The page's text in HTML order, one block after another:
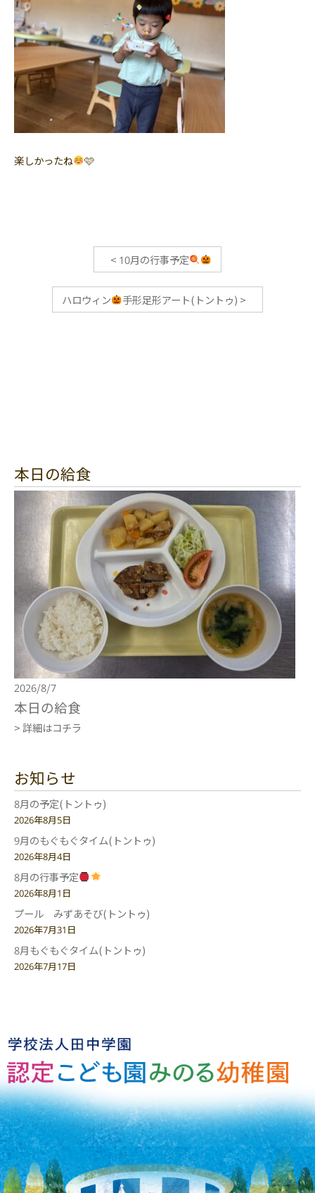
楽しかったね 🩷
< 10月の行事予定
ハロウィン 手形足形アート(トントゥ) >
本日の給食
2026/8/7
本日の給食
> 詳細はコチラ
お知らせ
8月の予定(トントゥ)
2026年8月5日
9月のもぐもぐタイム(トントゥ)
2026年8月4日
8月の行事予定
2026年8月1日
プール みずあそび(トントゥ)
2026年7月31日
8月もぐもぐタイム(トントゥ)
2026年7月17日